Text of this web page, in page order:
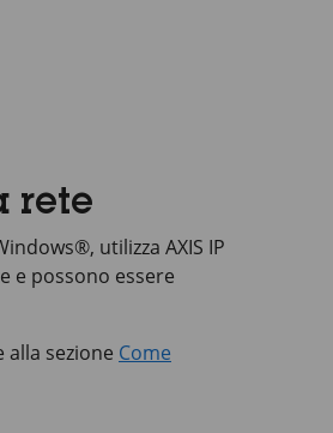
rete
utilizza AXIS IP
e possono essere
sezione Come